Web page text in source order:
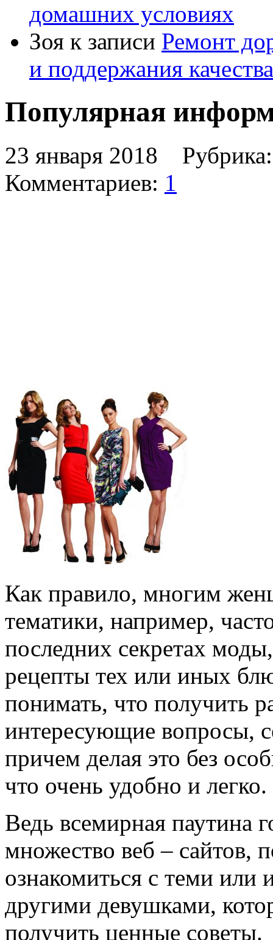
домашних условиях
Зоя к записи Ремонт
и поддержания качества
Популярная
23 января 2018
Комментариев: 1
Как правило, многим
тематики, например,
последних секретах
рецепты тех или иных
понимать, что получить
интересующие вопросы,
причем делая это без
что очень удобно и легко.
Ведь всемирная паутина
множество веб – сайтов,
ознакомиться с теми
другими девушками,
получить ценные советы.